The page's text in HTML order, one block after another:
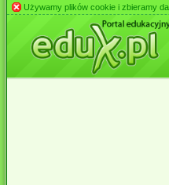
Używamy plików cookie i zbieramy